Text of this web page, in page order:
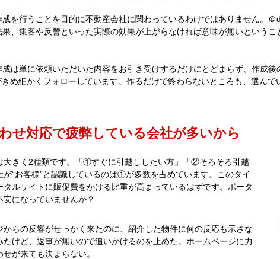
を行うことを目的に不動産会社に関わっているわけではありません。＠
、集客や反響といった実際の効果が上がらなければ意味が無いというこ
は単に依頼いただいた内容をお引き受けするだけにとどまらず、作成後
め細かくフォローしています。作るだけで終わらないところも、選んで
せ対応で疲弊している会社が多いから
大きく2種類です。「①すぐに引越ししたい方」「②そろそろ引越
“お客様”と認識しているのは①が多数を占めています。このタイ
ルサイトに販促費をかける比重が高まっているはずです。ポータ
になっていませんか？
らの反響がせっかく来たのに、紹介した物件に何の反応も示さな
けど、返事が無いので追いかけるのを止めた。ホームページに力
が来ても決まらない。